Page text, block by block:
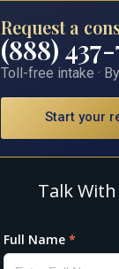
Request a
(888)
Toll-free intake ·
Start your